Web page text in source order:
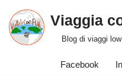
Vai
Viaggia
Blog di viaggi
Facebook